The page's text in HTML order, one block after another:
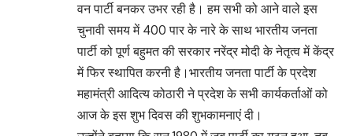
वन पार्टी बनकर उभर रही है। हम सभी को आने वाले इस
चुनावी समय में 400 पार के नारे के साथ भारतीय जनता
पार्टी को पूर्ण बहुमत की सरकार नरेंद्र मोदी के नेतृत्व में केंद्र
में फिर स्थापित करनी है।भारतीय जनता पार्टी के प्रदेश
महामंत्री आदित्य कोठारी ने प्रदेश के सभी कार्यकर्ताओं को
आज के इस शुभ दिवस की शुभकामनाएं दी।